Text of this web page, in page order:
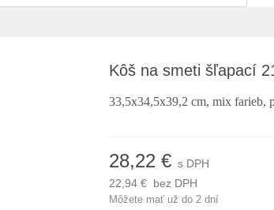
Kôš na smeti šľapací
33,5x34,5x39,2 cm, mix farieb,
28,22 € s DPH
22,94 € bez DPH
Môžete mať už do 2 dní